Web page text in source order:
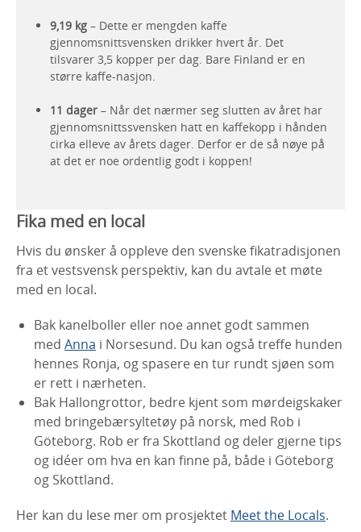
9,19 kg – Dette er mengden kaffe
gjennomsnittsvensken drikker hvert år. Det
tilsvarer 3,5 kopper per dag. Bare Finland er en
større kaffe-nasjon.
11 dager – Når det nærmer seg slutten av året har
gjennomsnittssvensken hatt en kaffekopp i hånden
cirka elleve av årets dager. Derfor er de så nøye på
at det er noe ordentlig godt i koppen!
Fika med en local
Hvis du ønsker å oppleve den svenske fikatradisjonen
fra et vestsvensk perspektiv, kan du avtale et møte
med en local.
Bak kanelboller eller noe annet godt sammen
med Anna i Norsesund. Du kan også treffe hunden
hennes Ronja, og spasere en tur rundt sjøen som
er rett i nærheten.
Bak Hallongrottor, bedre kjent som mørdeigskaker
med bringebærsyltetøy på norsk, med Rob i
Göteborg. Rob er fra Skottland og deler gjerne tips
og idéer om hva en kan finne på, både i Göteborg
og Skottland.
Her kan du lese mer om prosjektet Meet the Locals.